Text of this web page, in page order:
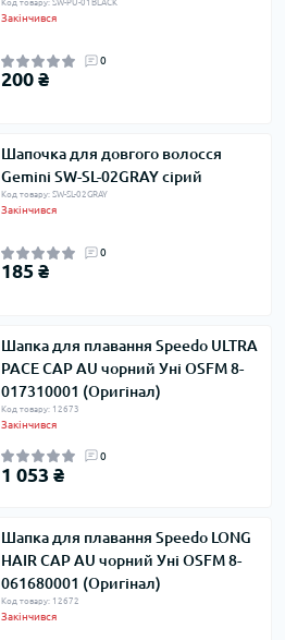
Код товару: SW-PU-01BLACK
Закінчився
0
200 ₴
Шапочка для довгого волосся
Gemini SW-SL-02GRAY сірий
Код товару: SW-SL-02GRAY
Закінчився
0
185 ₴
Шапка для плавання Speedo ULTRA
PACE CAP AU чорний Уні OSFM 8-
017310001 (Оригінал)
Код товару: 12673
Закінчився
0
1 053 ₴
Шапка для плавання Speedo LONG
HAIR CAP AU чорний Уні OSFM 8-
061680001 (Оригінал)
Код товару: 12672
Закінчився